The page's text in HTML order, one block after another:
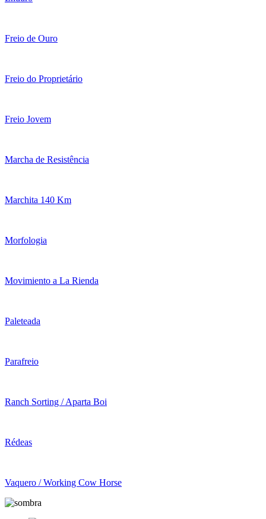
Freio de Ouro
Freio do Proprietário
Freio Jovem
Marcha de Resistência
Marchita 140 Km
Morfologia
Movimiento a La Rienda
Paleteada
Parafreio
Ranch Sorting / Aparta Boi
Rédeas
Vaquero / Working Cow Horse